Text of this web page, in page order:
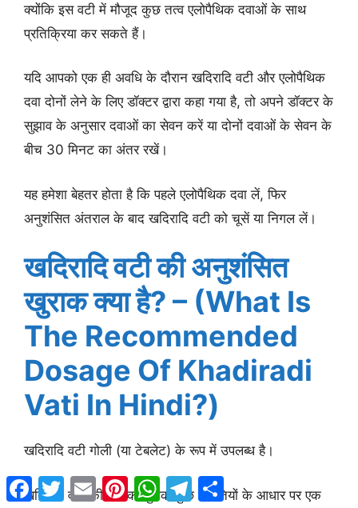
क्योंकि इस वटी में मौजूद कुछ तत्व एलोपैथिक दवाओं के साथ
प्रतिक्रिया कर सकते हैं।
यदि आपको एक ही अवधि के दौरान खदिरादि वटी और एलोपैथिक
दवा दोनों लेने के लिए डॉक्टर द्वारा कहा गया है, तो अपने डॉक्टर के
सुझाव के अनुसार दवाओं का सेवन करें या दोनों दवाओं के सेवन के
बीच 30 मिनट का अंतर रखें।
यह हमेशा बेहतर होता है कि पहले एलोपैथिक दवा लें, फिर
अनुशंसित अंतराल के बाद खदिरादि वटी को चूसें या निगल लें।
खदिरादि वटी की अनुशंसित
खुराक क्या है? – (What Is
The Recommended
Dosage Of Khadiradi
Vati In Hindi?)
खदिरादि वटी गोली (या टेबलेट) के रूप में उपलब्ध है।
खदिरादि वटी की सटीक खुराक कुछ स्थितियों के आधार पर एक
Facebook
TwitterEmail PinterestWhatsApp
Telegram